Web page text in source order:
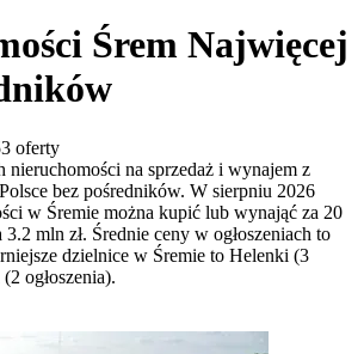
Śrem Najwięcej
oferty
nieruchomości na sprzedaż i wynajem z
bez pośredników. W sierpniu 2026
w Śremie można kupić lub wynająć za 20
3.2 mln zł. Średnie ceny w ogłoszeniach to
dzielnice w Śremie to Helenki (3
ogłoszenia).